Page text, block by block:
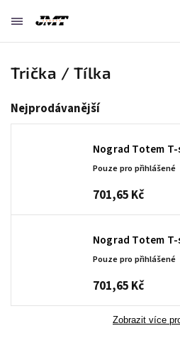
Trička / Tílka
Nejprodávanější
Nograd Totem
Pouze pro přihlášené
701,65 Kč
Nograd Totem
Pouze pro přihlášené
701,65 Kč
Zobrazit více